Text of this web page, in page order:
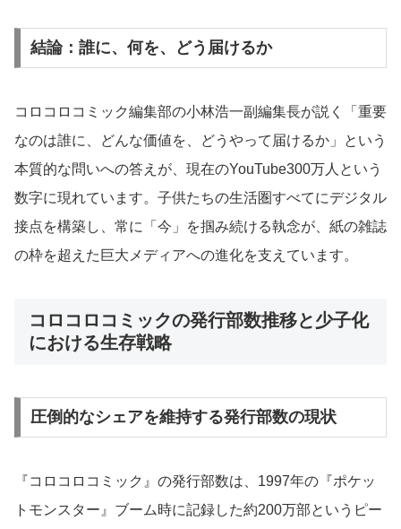
結論：誰に、何を、どう届けるか
コロコロコミック編集部の小林浩一副編集長が説く「重要
なのは誰に、どんな価値を、どうやって届けるか」という
本質的な問いへの答えが、現在のYouTube300万人という
数字に現れています。子供たちの生活圏すべてにデジタル
接点を構築し、常に「今」を掴み続ける執念が、紙の雑誌
の枠を超えた巨大メディアへの進化を支えています。
コロコロコミックの発行部数推移と少子化
における生存戦略
圧倒的なシェアを維持する発行部数の現状
『コロコロコミック』の発行部数は、1997年の『ポケッ
トモンスター』ブーム時に記録した約200万部というピー